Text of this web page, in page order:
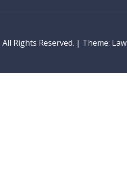
Rights Reserved. | Theme: